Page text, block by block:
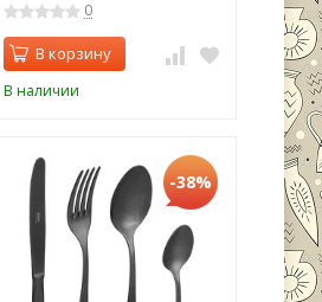
0
В корзину
В наличии
-38%